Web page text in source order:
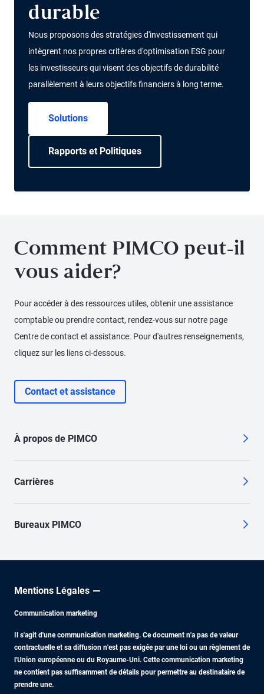
durable
Nous proposons des stratégies d'investissement qui
intègrent nos propres critères d'optimisation ESG pour
les investisseurs qui visent des objectifs de durabilité
parallèlement à leurs objectifs financiers à long terme.
Solutions
Rapports et Politiques
Comment PIMCO peut-il
vous aider?
Pour accéder à des ressources utiles, obtenir une assistance
comptable ou prendre contact, rendez-vous sur notre page
Centre de contact et assistance. Pour d'autres renseignements,
cliquez sur les liens ci-dessous.
Contact et assistance
À propos de PIMCO
Carrières
Bureaux PIMCO
Mentions Légales
Communication marketing
Il s'agit d'une communication marketing. Ce document n'a pas de valeur
contractuelle et sa diffusion n'est pas exigée par une loi ou un règlement de
l'Union européenne ou du Royaume-Uni. Cette communication marketing
ne contient pas suffisamment de détails pour permettre au destinataire de
prendre une.